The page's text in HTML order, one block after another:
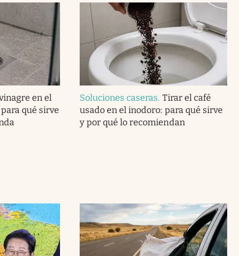
en el
qué sirve
Soluciones caseras. Tirar el café
usado en el inodoro: para qué sirve
y por qué lo recomiendan